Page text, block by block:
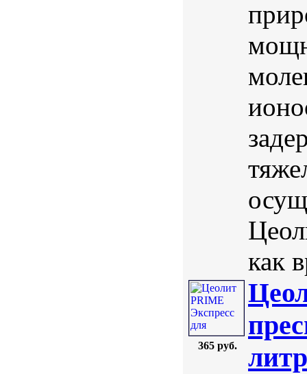
как
365 руб.
литр